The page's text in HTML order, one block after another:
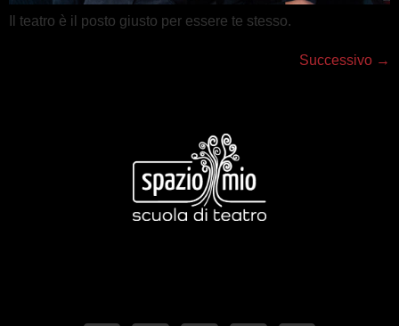
Il teatro è il posto giusto per essere te stesso.
Successivo →